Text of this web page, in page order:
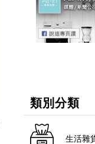
類別分類
生活雜